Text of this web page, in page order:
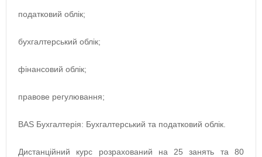
податковий облік;
бухгалтерський облік;
фінансовий облік;
правове регулювання;
BAS Бухгалтерія: Бухгалтерський та податковий облік.
Дистанційний курс розрахований на 25 занять та 80